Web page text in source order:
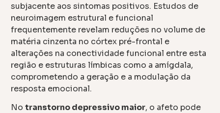
subjacente aos sintomas positivos. Estudos de
neuroimagem estrutural e funcional
frequentemente revelam reduções no volume de
matéria cinzenta no córtex pré-frontal e
alterações na conectividade funcional entre esta
região e estruturas límbicas como a amígdala,
comprometendo a geração e a modulação da
resposta emocional.
Notranstorno depressivo maior, o afeto pode